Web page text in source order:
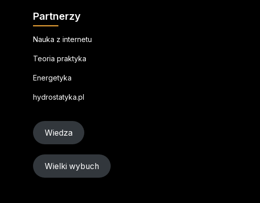
Partnerzy
Nauka z internetu
Teoria praktyka
Energetyka
hydrostatyka.pl
Wiedza
Wielki wybuch